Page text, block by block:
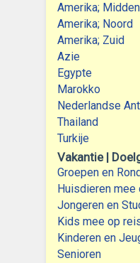
Amerika; Midden
Amerika; Noord
Amerika; Zuid
Azie
Egypte
Marokko
Nederlandse
Thailand
Turkije
Vakantie |
Groepen en
Huisdieren mee
Jongeren en
Kids mee op
Kinderen en
Senioren